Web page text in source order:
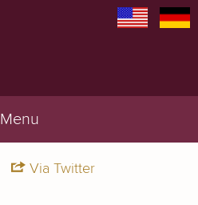
Menu
Via Twitter